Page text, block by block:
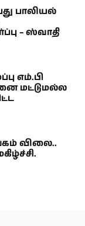
பாலியல்
– ஸ்வாதி
எம்.பி
மட்டுமல்ல
விலை..